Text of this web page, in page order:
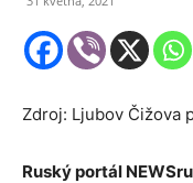
Zdroj: Ljubov Čižova
Ruský portál